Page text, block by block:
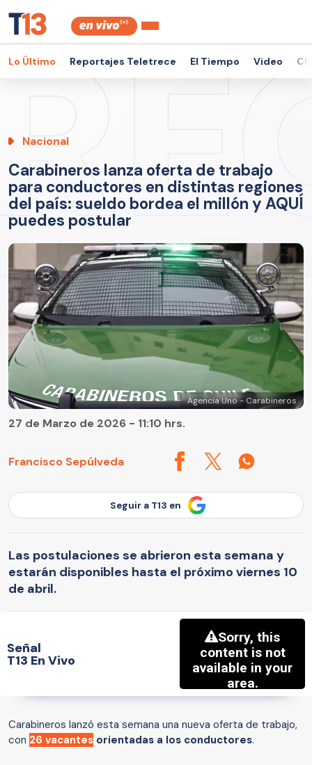
Lo Último Reportajes Teletrece El Tiempo Video
Nacional
Carabineros lanza oferta de trabajo
para conductores en distintas regiones
del país: sueldo bordea el millón y AQUÍ
puedes postular
Agencia Uno - Carabineros
Francisco Sepúlveda
27 de Marzo de 2026 - 11:10 hrs.
Seguir a T13 en
Las postulaciones se abrieron esta semana y
estarán disponibles hasta el próximo viernes 10
de abril.
Señal
T13 En Vivo
Carabineros lanzó esta semana una nueva oferta de trabajo,
con 26 vacantes orientadas a los conductores.